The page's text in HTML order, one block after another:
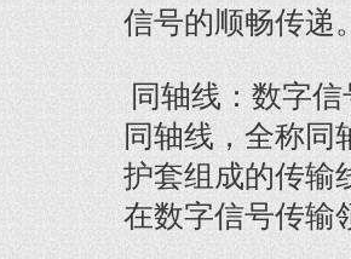
信号的顺畅传递
同轴线：数字信
同轴线，全称同
护套组成的传输
在数字信号传输